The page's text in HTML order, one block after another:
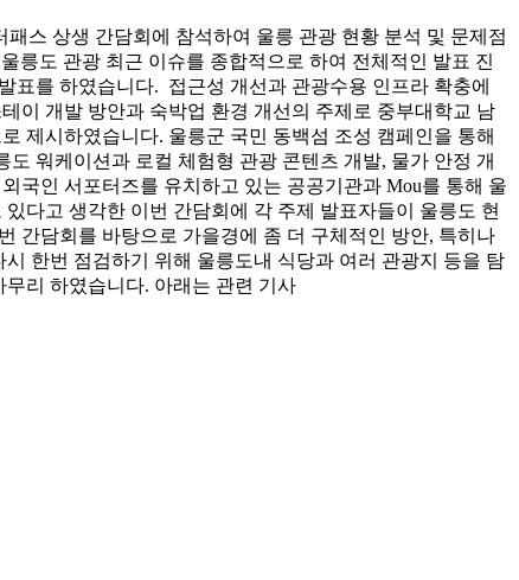
스 상생 간담회에 참석하여 울릉 관광 현황 분석 및 문제점
릉도 관광 최근 이슈를 종합적으로 하여 전체적인 발표 진
표를 하였습니다. 접근성 개선과 관광수용 인프라 확충에
이 개발 방안과 숙박업 환경 개선의 주제로 중부대학교 남
제시하였습니다. 울릉군 국민 동백섬 조성 캠페인을 통해
워케이션과 로컬 체험형 관광 콘텐츠 개발, 물가 안정 개
국인 서포터즈를 유치하고 있는 공공기관과 Mou를 통해 울
다고 생각한 이번 간담회에 각 주제 발표자들이 울릉도 현
간담회를 바탕으로 가을경에 좀 더 구체적인 방안, 특히나
한번 점검하기 위해 울릉도내 식당과 여러 관광지 등을 탐
리 하였습니다. 아래는 관련 기사